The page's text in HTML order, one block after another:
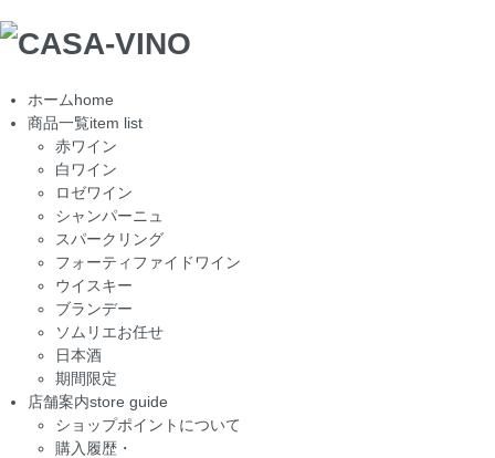
ホームhome
商品一覧item list
赤ワイン
白ワイン
ロゼワイン
シャンパーニュ
スパークリング
フォーティファイドワイン
ウイスキー
ブランデー
ソムリエお任せ
日本酒
期間限定
店舗案内store guide
ショップポイントについて
購入履歴・